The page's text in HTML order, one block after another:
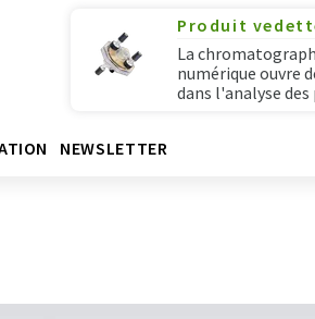
Produit
La
numérique ouvre
dans l'analyse
NEWSLETTER